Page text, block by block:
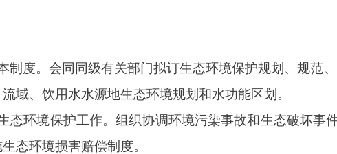
制度。会同同级有关部门拟订生态环境保护规划、规范
域、饮用水水源地生态环境规划和水功能区划。
态环境保护工作。组织协调环境污染事故和生态破坏事
态环境损害赔偿制度。